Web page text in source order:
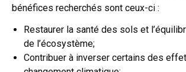
bénéfices recherchés sont ceux-ci :
Restaurer la santé des sols et
de l’écosystème;
Contribuer à inverser certains des